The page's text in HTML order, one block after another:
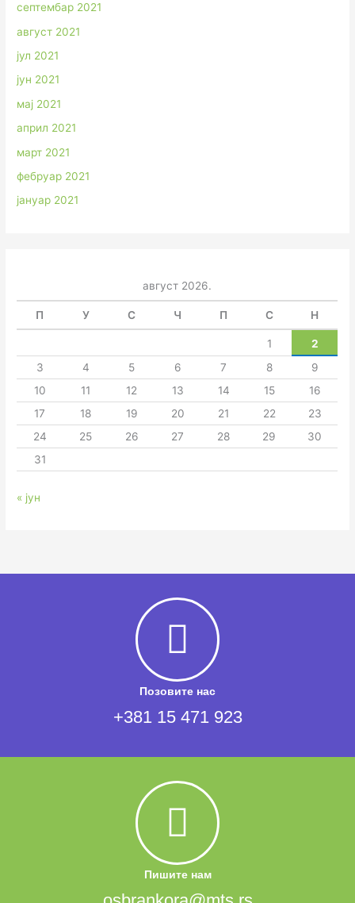
септембар 2021
август 2021
јул 2021
јун 2021
мај 2021
април 2021
март 2021
фебруар 2021
јануар 2021
август 2026.
П У С Ч П С Н
1
2
3
4 5 6 7 8
9
10
11 12 13 14 15
16
17
18 19 20 21 22
23
24
25 26 27 28 29
30
31
« јун
Позовите нас
+381 15 471 923
Пишите нам